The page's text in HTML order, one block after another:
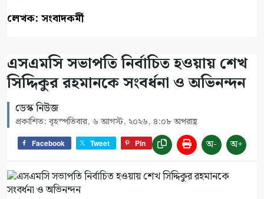
লেখক: সংবাদকর্মী
এসএমসি সভাপতি নির্বাচিত হওয়ায় শেখ
সিদ্দিকুর রহমানকে সংবর্ধনা ও অভিনন্দন
ডেস্ক নিউজ
প্রকাশিত: বৃহস্পতিবার, ৬ আগস্ট, ২০২৬, ৪:০৮ অপরাহ্ণ
Facebook Tweet Pin অ- অ+